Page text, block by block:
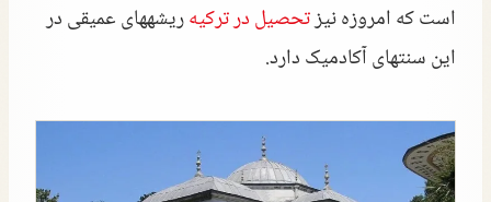
است که امروزه نیزتحصیل در ترکیهریشههای عمیقی در
این سنتهای آکادمیک دارد.